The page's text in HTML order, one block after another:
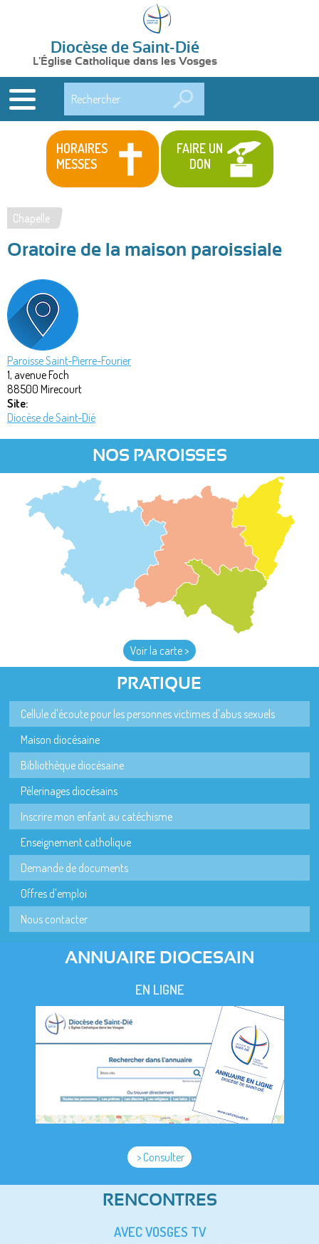
Diocèse de Saint-Dié
L'Église Catholique dans les Vosges
HORAIRES
MESSES
FAIRE UN
DON
Vous
êtes
ici
Chapelle
Oratoire de la maison paroissiale
Paroisse Saint-Pierre-Fourier
1, avenue Foch
88500 Mirecourt
Site:
Diocèse de Saint-Dié
NOS PAROISSES
Voir la carte >
PRATIQUE
Cellule d'écoute pour les personnes victimes d'abus sexuels
Maison diocésaine
Bibliothèque diocésaine
Pèlerinages diocésains
Inscrire mon enfant au catéchisme
Enseignement catholique
Demande de documents
Offres d'emploi
Nous contacter
ANNUAIRE DIOCESAIN
EN LIGNE
> Consulter
RENCONTRES
AVEC VOSGES TV